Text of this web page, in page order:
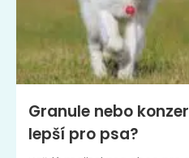
Granule nebo
lepší pro psa?